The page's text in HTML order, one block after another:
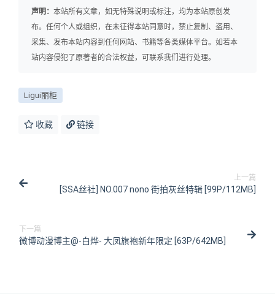
声明： 本站所有文章，如无特殊说明或标注，均为本站原创发
布。任何个人或组织，在未征得本站同意时，禁止复制、盗用、
采集、发布本站内容到任何网站、书籍等各类媒体平台。如若本
站内容侵犯了原著者的合法权益，可联系我们进行处理。
Ligui丽柜
收藏 链接
上一篇
[SSA丝社] NO.007 nono 街拍灰丝特辑 [99P/112MB]
下一篇
微博动漫博主@-白烨- 大凤旗袍新年限定 [63P/642MB]